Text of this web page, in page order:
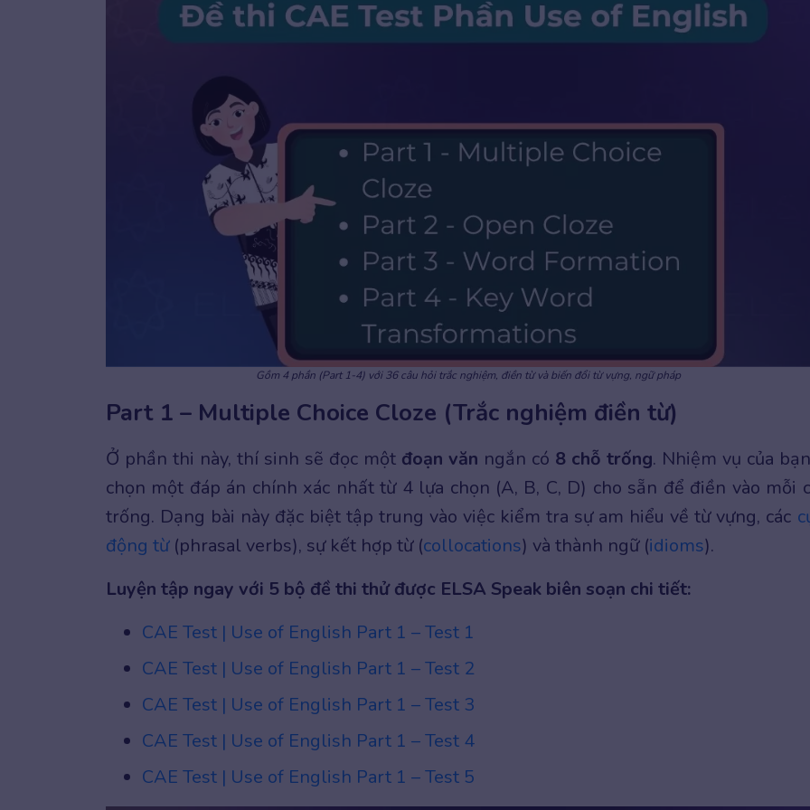
Gồm 4 phần (Part 1-4) với 36 câu hỏi trắc nghiệm, điền từ và biến đổi từ vựng, ngữ pháp
Part 1 – Multiple Choice Cloze (Trắc nghiệm điền từ)
Ở phần thi này, thí sinh sẽ đọc một đoạn văn ngắn có 8 chỗ trống. Nhiệm vụ của
chọn một đáp án chính xác nhất từ 4 lựa chọn (A, B, C, D) cho sẵn để điền vào mỗi
trống. Dạng bài này đặc biệt tập trung vào việc kiểm tra sự am hiểu về từ vựng, các
động từ(phrasal verbs), sự kết hợp từ (collocations) và thành ngữ (idioms).
Luyện tập ngay với 5 bộ đề thi thử được ELSA Speak biên soạn chi tiết:
CAE Test | Use of English Part 1 – Test 1
CAE Test | Use of English Part 1 – Test 2
CAE Test | Use of English Part 1 – Test 3
CAE Test | Use of English Part 1 – Test 4
CAE Test | Use of English Part 1 – Test 5